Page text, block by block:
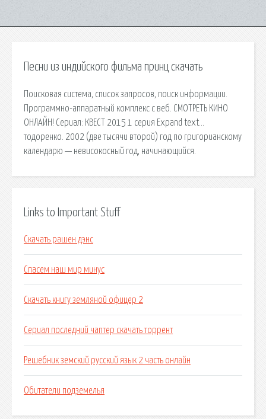
Песни из индийского фильма принц скачать
Поисковая сиcтема, список запросов, поиск информации.
Программно-аппаратный комплекс с веб. СМОТРЕТЬ КИНО
ОНЛАЙН! Сериал: КВЕСТ 2015 1 серия Expand text…
тодоренко. 2002 (две тысячи второй) год по григорианскому
календарю — невисокосный год, начинающийся.
Links to Important Stuff
Скачать рашен дэнс
Спасем наш мир минус
Скачать книгу земляной офицер 2
Сериал последний чаптер скачать торрент
Решебник земский русский язык 2 часть онлайн
Обитатели подземелья